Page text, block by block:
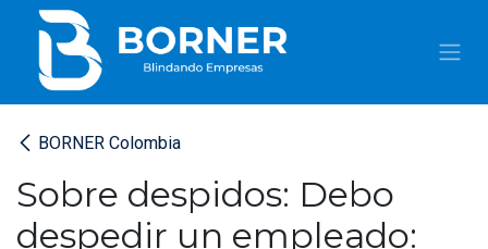
IR AL CONTENIDO
BORNER Colombia
Sobre despidos: Debo
despedir un empleado: